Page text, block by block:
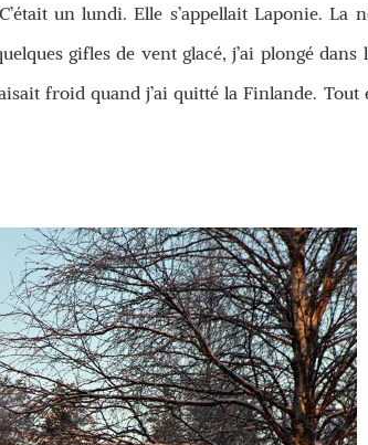
un lundi. Elle s’appellait Laponie. La
gifles de vent glacé, j’ai plongé dans
froid quand j’ai quitté la Finlande. Tout